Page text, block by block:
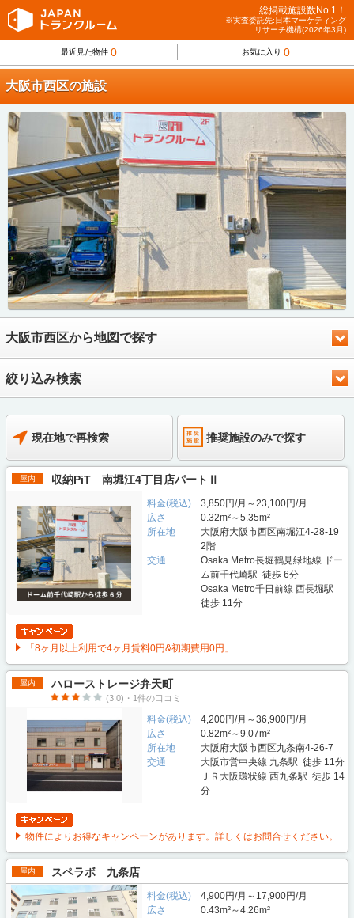
総掲載施設数No.1！
※実査委託先:日本マーケティング
リサーチ機構(2026年3月)
最近見た物件 0 お気に入り 0
大阪市西区の施設
大阪市西区から地図で探す
絞り込み検索
現在地で再検索 推奨施設のみで探す
屋内 収納PiT 南堀江4丁目店パートⅡ
料金(税込)
3,850円/月～23,100円/月
広さ
0.32m²～5.35m²
所在地
大阪府大阪市西区南堀江4-28-19
2階
交通
Osaka Metro長堀鶴見緑地線 ドー
ム前千代崎駅 徒歩 6分
Osaka Metro千日前線 西長堀駅
徒歩 11分
「8ヶ月以上利用で4ヶ月賃料0円&初期費用0円」
屋内 ハローストレージ弁天町
(3.0)・1件の口コミ
料金(税込)
4,200円/月～36,900円/月
広さ
0.82m²～9.07m²
所在地
大阪府大阪市西区九条南4-26-7
交通
大阪市営中央線 九条駅 徒歩 11分
ＪＲ大阪環状線 西九条駅 徒歩 14
分
物件によりお得なキャンペーンがあります。詳しくはお問合せください。
屋内 スペラボ 九条店
料金(税込)
4,900円/月～17,900円/月
広さ
0.43m²～4.26m²